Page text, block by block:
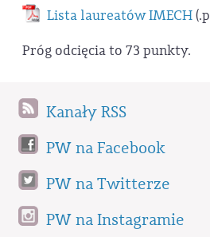
Lista laureatów IMECH
Próg odcięcia to 73 punkty.
Kanały RSS
PW na Facebook
PW na Twitterze
PW na Instagramie